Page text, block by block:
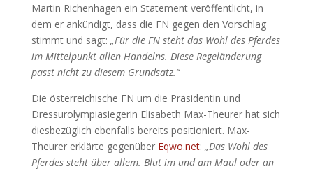
Martin Richenhagen ein Statement veröffentlicht, in
dem er ankündigt, dass die FN gegen den Vorschlag
stimmt und sagt: „Für die FN steht das Wohl des Pferdes
im Mittelpunkt allen Handelns. Diese Regeländerung
passt nicht zu diesem Grundsatz.“
Die österreichische FN um die Präsidentin und
Dressurolympiasiegerin Elisabeth Max-Theurer hat sich
diesbezüglich ebenfalls bereits positioniert. Max-
Theurer erklärte gegenüber Eqwo.net: „Das Wohl des
Pferdes steht über allem. Blut im und am Maul oder an